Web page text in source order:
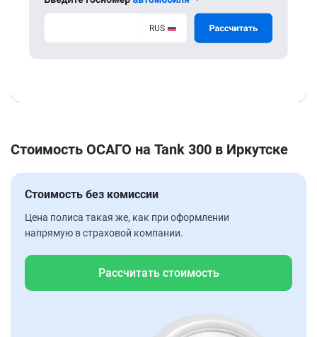
Стоимость ОСАГО на Tank 300 в Иркутске
Стоимость без комиссии
Цена полиса такая же, как при оформлении
напрямую в страховой компании.
Рассчитать стоимость